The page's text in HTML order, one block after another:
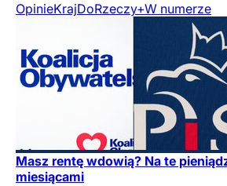
OpinieKrajDoRzeczy+W numerze
Masz rentę wdowią? Na te
miesiącami